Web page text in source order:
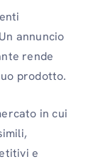
annuncio
rende
prodotto.
in cui
e